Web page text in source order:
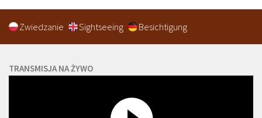
Zwiedzanie Sightseeing Besichtigung
TRANSMISJA NA ŻYWO